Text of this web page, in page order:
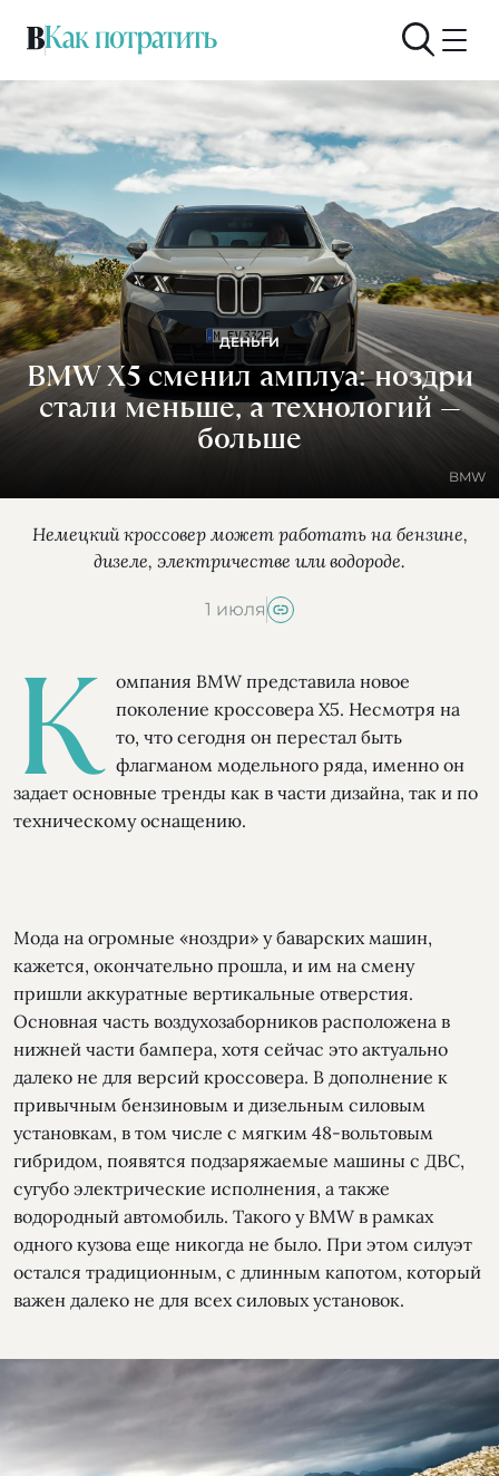
ДЕНЬГИ
BMW X5 сменил амплуа: ноздри
стали меньше, а технологий —
больше
BMW
Немецкий кроссовер может работать на бензине,
дизеле, электричестве или водороде.
1 июля
К омпания BMW представила новое
поколение кроссовера Х5. Несмотря на
то, что сегодня он перестал быть
флагманом модельного ряда, именно он
задает основные тренды как в части дизайна, так и по
техническому оснащению.
Мода на огромные «ноздри» у баварских машин,
кажется, окончательно прошла, и им на смену
пришли аккуратные вертикальные отверстия.
Основная часть воздухозаборников расположена в
нижней части бампера, хотя сейчас это актуально
далеко не для версий кроссовера. В дополнение к
привычным бензиновым и дизельным силовым
установкам, в том числе с мягким 48-вольтовым
гибридом, появятся подзаряжаемые машины с ДВС,
сугубо электрические исполнения, а также
водородный автомобиль. Такого у BMW в рамках
одного кузова еще никогда не было. При этом силуэт
остался традиционным, с длинным капотом, который
важен далеко не для всех силовых установок.